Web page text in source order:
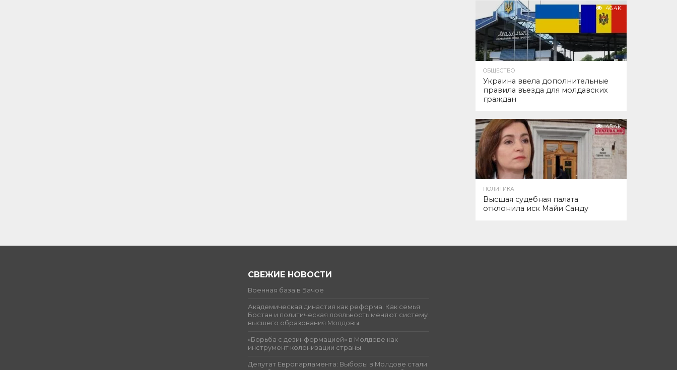
46.4K
ОБЩЕСТВО
Украина ввела дополнительные
правила въезда для молдавских
граждан
45.4K
ПОЛИТИКА
Высшая судебная палата
отклонила иск Майи Санду
СВЕЖИЕ НОВОСТИ
Военная база в Бачое
Академическая династия как реформа. Как семья
Бостан и политическая лояльность меняют систему
высшего образования Молдовы
«Борьба с дезинформацией» в Молдове как
инструмент колонизации страны
Депутат Европарламента: Выборы в Молдове стали